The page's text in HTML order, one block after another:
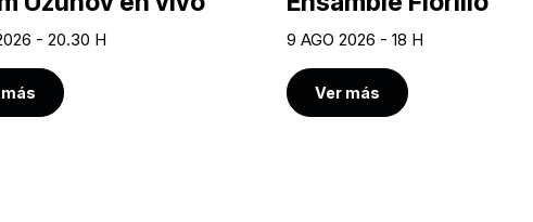
- 20.30 H 9 AGO 2026 - 18 H
Ver más